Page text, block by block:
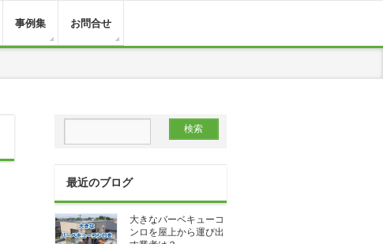
事例集 お問合せ
最近のブログ
大きなバーベキューコ
ンロを屋上から運び出